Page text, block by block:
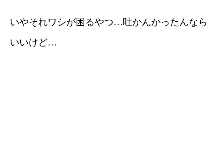
いやそれワシが困るやつ…吐かんかったんなら
いいけど…